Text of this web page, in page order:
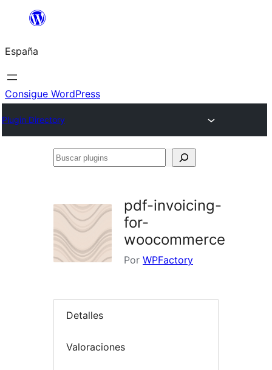
Saltar
contenido
España
Consigue WordPress
Plugin Directory
Buscar
pdf-invoicing-
for-
woocommerce
Por WPFactory
Detalles
Valoraciones